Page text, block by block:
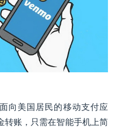
向美国居民的移动支付应
转账，只需在智能手机上简